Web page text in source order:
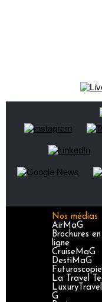
Nos médias
AirMaG
Brochures en
ligne
CruiseMaG
DestiMaG
Futuroscopie
La Travel
G